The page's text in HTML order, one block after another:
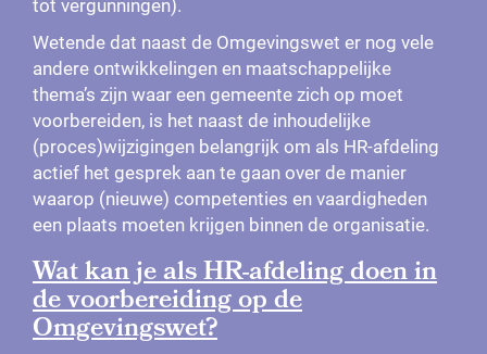
Wetende dat naast de Omgevingswet er nog vele
andere ontwikkelingen en maatschappelijke
thema’s zijn waar een gemeente zich op moet
voorbereiden, is het naast de inhoudelijke
(proces)wijzigingen belangrijk om als HR-afdeling
actief het gesprek aan te gaan over de manier
waarop (nieuwe) competenties en vaardigheden
een plaats moeten krijgen binnen de organisatie.
Wat kan je als HR-afdeling doen in
de voorbereiding op de
Omgevingswet?